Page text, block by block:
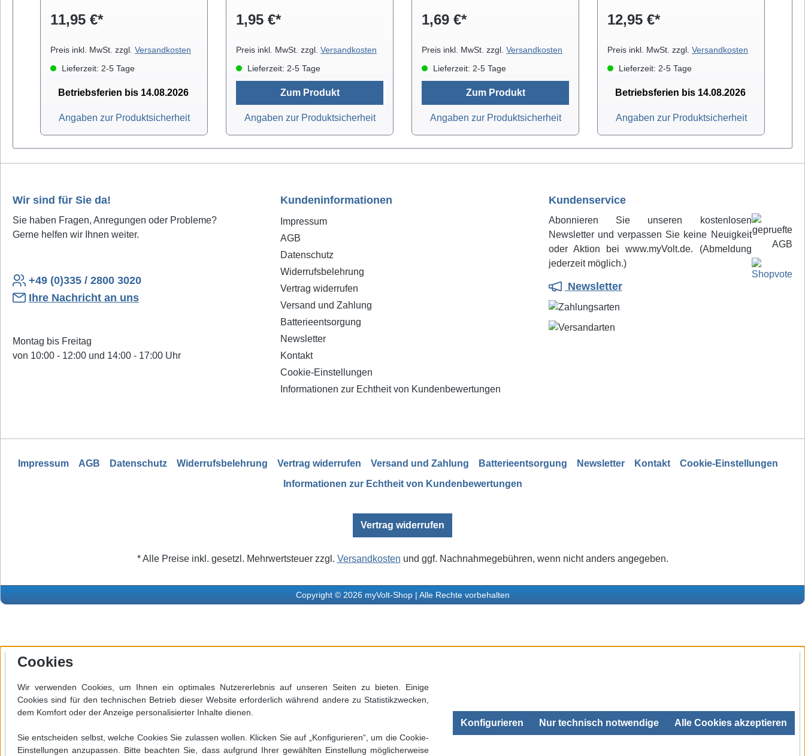
praktischen Klarsichtbox.
11,95 €*
Preis inkl. MwSt. zzgl. Versandkosten
Lieferzeit: 2-5 Tage
Betriebsferien bis 14.08.2026
Angaben zur Produktsicherheit
1,95 €*
Preis inkl. MwSt. zzgl. Versandkosten
Lieferzeit: 2-5 Tage
Zum Produkt
Angaben zur Produktsicherheit
Anfrage können wir Ihnen auch
in 50cm und 100cm Breite
anbieten. Die Messleitungswagen
160 cm erhältlich.
1,69 €*
Preis inkl. MwSt. zzgl. Versandkosten
Lieferzeit: 2-5 Tage
Zum Produkt
Angaben zur Produktsicherheit
Kontaktbahnen (je 128 Gruppen
Verteilerbahnen (je 4 Reihen mit
25 Kontakten) eingeteilt. 3
Messkontakt oder für die
12,95 €*
Preis inkl. MwSt. zzgl. Versandkosten
Lieferzeit: 2-5 Tage
Betriebsferien bis 14.08.2026
Angaben zur Produktsicherheit
Wir sind für Sie da!
Sie haben Fragen, Anregungen oder Probleme?
Gerne helfen wir Ihnen weiter.
+49 (0)335 / 2800 3020
Ihre Nachricht an uns
Montag bis Freitag
von 10:00 - 12:00 und 14:00 - 17:00 Uhr
Kundeninformationen
Impressum
AGB
Datenschutz
Widerrufsbelehrung
Vertrag widerrufen
Versand und Zahlung
Batterieentsorgung
Newsletter
Kontakt
Cookie-Einstellungen
Informationen zur Echtheit von Kundenbewertungen
Kundenservice
Abonnieren Sie unseren kostenlosen
Newsletter und verpassen Sie keine Neuigkeit
oder Aktion bei www.myVolt.de. (Abmeldung
jederzeit möglich.)
Newsletter
Impressum AGB Datenschutz Widerrufsbelehrung Vertrag widerrufen Versand und Zahlung Batterieentsorgung Newsletter Kontakt
Cookie-Einstellungen
Informationen zur Echtheit von Kundenbewertungen
Vertrag widerrufen
* Alle Preise inkl. gesetzl. Mehrwertsteuer zzgl. Versandkosten und ggf. Nachnahmegebühren, wenn nicht anders angegeben.
Copyright © 2026 myVolt-Shop | Alle Rechte vorbehalten
Werkzeugleiste anzeigen
Cookies
Wir verwenden Cookies, um Ihnen ein optimales Nutzererlebnis auf unseren Seiten zu bieten. Einige
Cookies sind für den technischen Betrieb dieser Website erforderlich während andere zu Statistikzwecken,
dem Komfort oder der Anzeige personalisierter Inhalte dienen.
Sie entscheiden selbst, welche Cookies Sie zulassen wollen. Klicken Sie auf „Konfigurieren“, um die Cookie-
Einstellungen anzupassen. Bitte beachten Sie, dass aufgrund Ihrer gewählten Einstellung möglicherweise
Nur technisch notwendige
Konfigurieren Alle Cookies akzeptieren
SEHR GUT